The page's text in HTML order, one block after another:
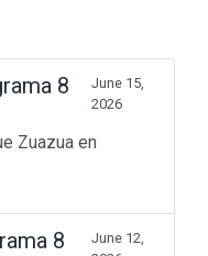
8
June 15,
2026
Zuazua en
8
June 12,